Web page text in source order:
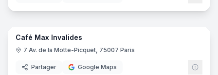
5
Café Max Invalides
7 Av. de la Motte-Picquet, 75007 Paris
Partager Google Maps